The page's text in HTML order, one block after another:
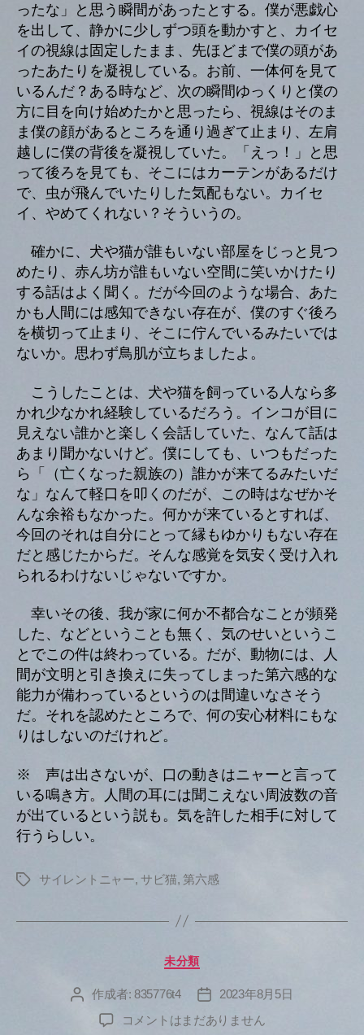
ったな」と思う瞬間があったとする。僕が悪戯心
を出して、静かに少しずつ頭を動かすと、カイセ
イの視線は固定したまま、先ほどまで僕の頭があ
ったあたりを凝視している。お前、一体何を見て
いるんだ？ある時など、次の瞬間ゆっくりと僕の
方に目を向け始めたかと思ったら、視線はそのま
ま僕の顔があるところを通り過ぎて止まり、左肩
越しに僕の背後を凝視していた。「えっ！」と思
って後ろを見ても、そこにはカーテンがあるだけ
で、虫が飛んでいたりした気配もない。カイセ
イ、やめてくれない？そういうの。
確かに、犬や猫が誰もいない部屋をじっと見つ
めたり、赤ん坊が誰もいない空間に笑いかけたり
する話はよく聞く。だが今回のような場合、あた
かも人間には感知できない存在が、僕のすぐ後ろ
を横切って止まり、そこに佇んでいるみたいでは
ないか。思わず鳥肌が立ちましたよ。
こうしたことは、犬や猫を飼っている人なら多
かれ少なかれ経験しているだろう。インコが目に
見えない誰かと楽しく会話していた、なんて話は
あまり聞かないけど。僕にしても、いつもだった
ら「（亡くなった親族の）誰かが来てるみたいだ
な」なんて軽口を叩くのだが、この時はなぜかそ
んな余裕もなかった。何かが来ているとすれば、
今回のそれは自分にとって縁もゆかりもない存在
だと感じたからだ。そんな感覚を気安く受け入れ
られるわけないじゃないですか。
幸いその後、我が家に何か不都合なことが頻発
した、などということも無く、気のせいというこ
とでこの件は終わっている。だが、動物には、人
間が文明と引き換えに失ってしまった第六感的な
能力が備わっているというのは間違いなさそう
だ。それを認めたところで、何の安心材料にもな
りはしないのだけれど。
※ 声は出さないが、口の動きはニャーと言って
いる鳴き方。人間の耳には聞こえない周波数の音
が出ているという説も。気を許した相手に対して
行うらしい。
タ
サイレントニャー, サビ猫, 第六感
カ
リ
ー
未分類
投
作成者: 835776t4
投
稿
日
2023年8月5日
へ
コメントはまだありません